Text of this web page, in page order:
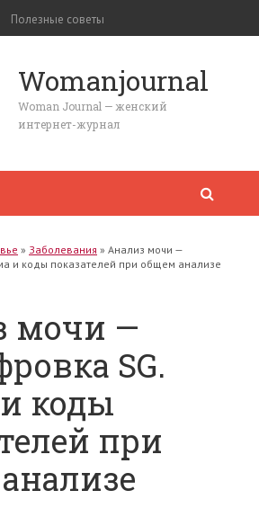
Полезные советы
Womanjournal
Woman Journal — женский
интернет-журнал
» Заболевания » Анализ мочи —
и коды показателей при общем анализе
мочи —
SG.
коды
при